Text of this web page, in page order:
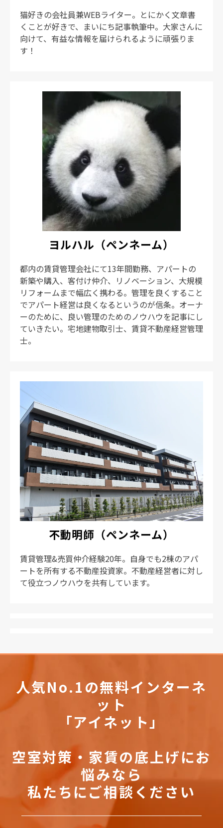
猫好きの会社員兼WEBライター。とにかく文章書
くことが好きで、まいにち記事執筆中。大家さんに
向けて、有益な情報を届けられるように頑張りま
す！
ヨルハル（ペンネーム）
都内の賃貸管理会社にて13年間勤務、アパートの
新築や購入、客付け仲介、リノベーション、大規模
リフォームまで幅広く携わる。管理を良くすること
でアパート経営は良くなるというのが信条。オーナ
ーのために、良い管理のためのノウハウを記事にし
ていきたい。宅地建物取引士、賃貸不動産経営管理
士。
不動明師（ペンネーム）
賃貸管理&売買仲介経験20年。自身でも2棟のアパ
ートを所有する不動産投資家。不動産経営者に対し
て役立つノウハウを共有しています。
人気No.1の無料インターネ
ット
「アイネット」
空室対策・家賃の底上げにお
悩みなら
私たちにご相談ください